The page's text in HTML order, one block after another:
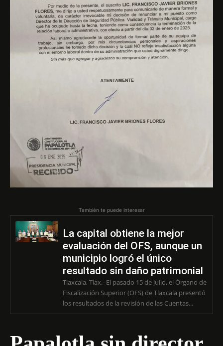
También te puede interesar
La capital obtiene la mejor
evaluación del OFS, aunque un
municipio logró el único
resultado sin daño patrimonial
Tlaxcala, Tlax.- El pasado 15 de julio, el Órgano de
Fiscalización Superior (OFS) de Tlaxcala presentó
los resultados de la revisión de las Cuentas...